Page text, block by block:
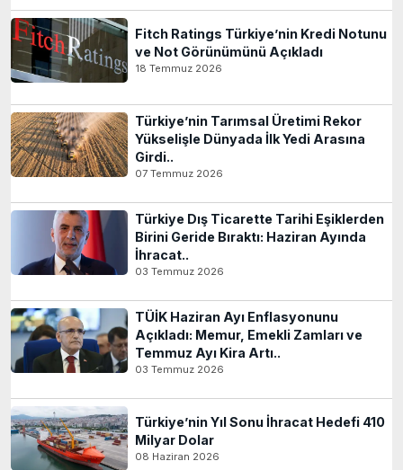
Fitch Ratings Türkiye’nin Kredi Notunu
ve Not Görünümünü Açıkladı
18 Temmuz 2026
Türkiye’nin Tarımsal Üretimi Rekor
Yükselişle Dünyada İlk Yedi Arasına
Girdi..
07 Temmuz 2026
Türkiye Dış Ticarette Tarihi Eşiklerden
Birini Geride Bıraktı: Haziran Ayında
İhracat..
03 Temmuz 2026
TÜİK Haziran Ayı Enflasyonunu
Açıkladı: Memur, Emekli Zamları ve
Temmuz Ayı Kira Artı..
03 Temmuz 2026
Türkiye’nin Yıl Sonu İhracat Hedefi 410
Milyar Dolar
08 Haziran 2026